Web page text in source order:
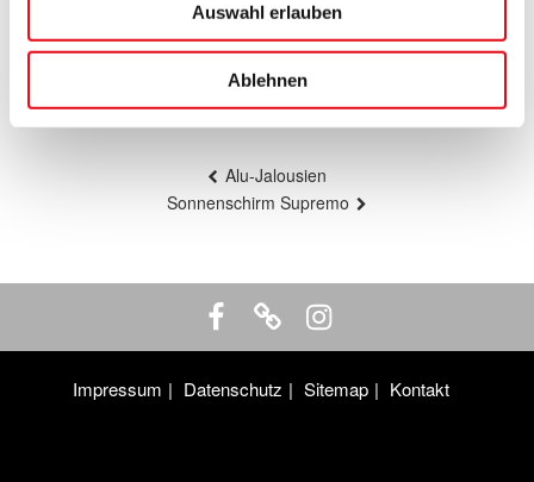
Auswahl erlauben
Ablehnen
Alu-Jalousien
Alu-Jalousien
Sonnenschirm Supremo
Impressum Datenschutz Sitemap Kontakt